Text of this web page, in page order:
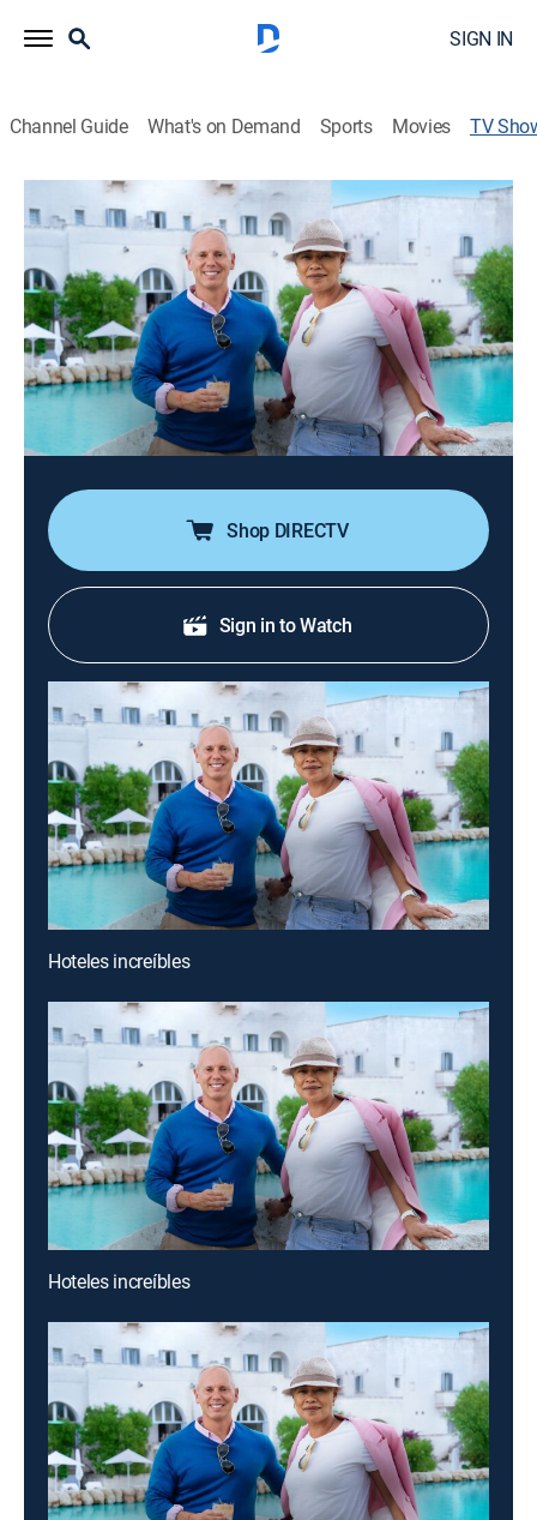
SIGN IN
Channel Guide What's on Demand Sports Movies TV
Hoteles increíbles
Travel, Documentary
Giles Coren y Mónica Galetti trabajan junto a un
equipo en algunos de los hoteles más extraordinarios
del mundo.
Director: Max Shapira, Aidan Woodward
Monica Galetti, Robert Rinder, Giles Coren
Shop DIRECTV
Sign in to Watch
Hoteles increíbles
Hoteles increíbles